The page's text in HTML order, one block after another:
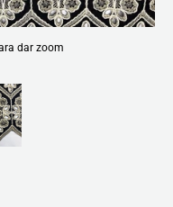
dar zoom